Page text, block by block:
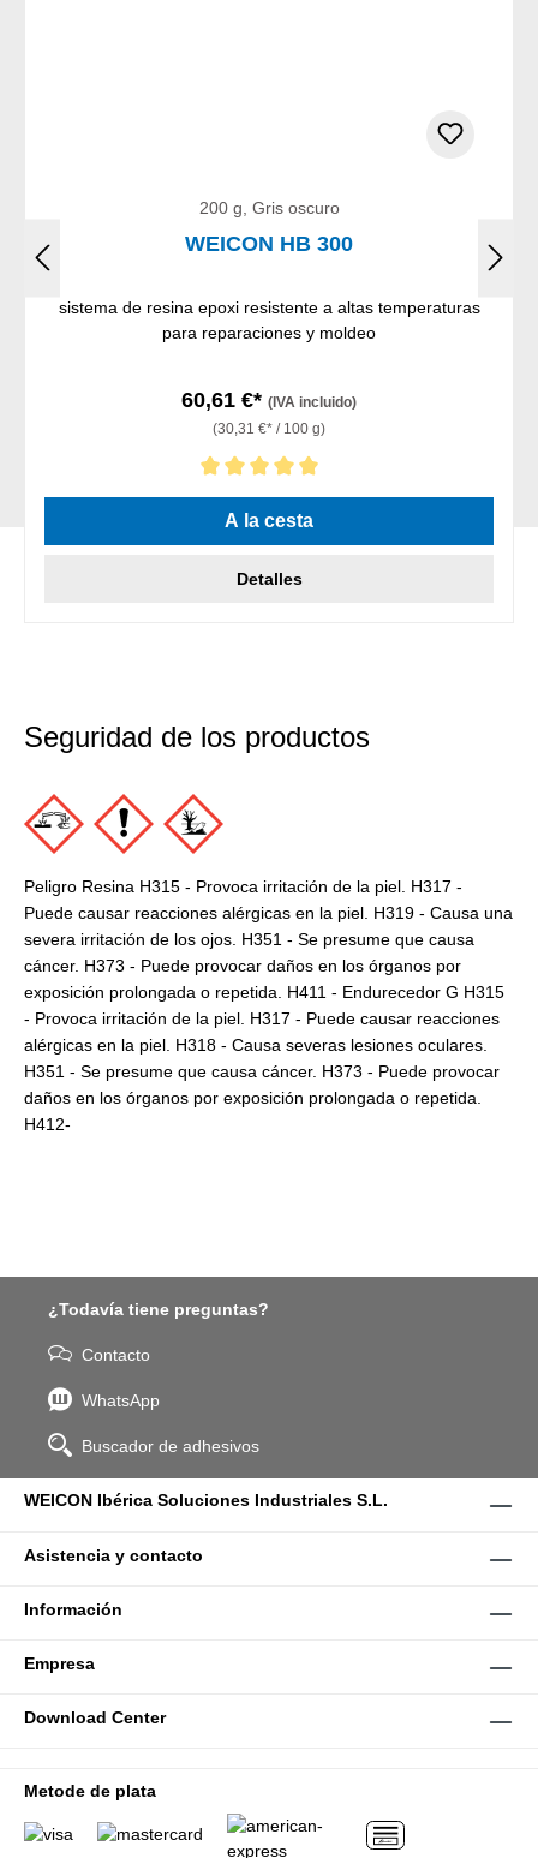
200 g, Gris oscuro
WEICON HB 300
sistema de resina epoxi resistente a altas temperaturas
para reparaciones y moldeo
60,61 €* (IVA incluido)
(30,31 €* / 100 g)
Calificación promedio de 5 de 5 estrellas
A la cesta
Detalles
Seguridad de los productos
Peligro Resina H315 - Provoca irritación de la piel. H317 -
Puede causar reacciones alérgicas en la piel. H319 - Causa una
severa irritación de los ojos. H351 - Se presume que causa
cáncer. H373 - Puede provocar daños en los órganos por
exposición prolongada o repetida. H411 - Endurecedor G H315
- Provoca irritación de la piel. H317 - Puede causar reacciones
alérgicas en la piel. H318 - Causa severas lesiones oculares.
H351 - Se presume que causa cáncer. H373 - Puede provocar
daños en los órganos por exposición prolongada o repetida.
H412-
¿Todavía tiene preguntas?
Contacto
WhatsApp
Buscador de adhesivos
WEICON Ibérica Soluciones Industriales S.L.
Asistencia y contacto
Información
Empresa
Download Center
Metode de plata